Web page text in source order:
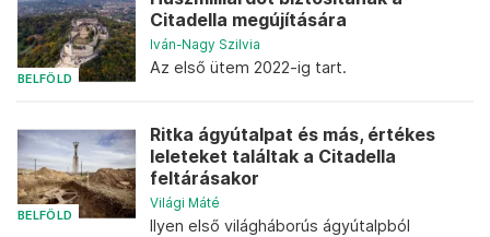
BELFÖLD
Citadella megújítására
Iván-Nagy Szilvia
Az első ütem 2022-ig tart.
BELFÖLD
Ritka ágyútalpat és más, értékes
leleteket találtak a Citadella
feltárásakor
Világi Máté
Ilyen első világháborús ágyútalpból